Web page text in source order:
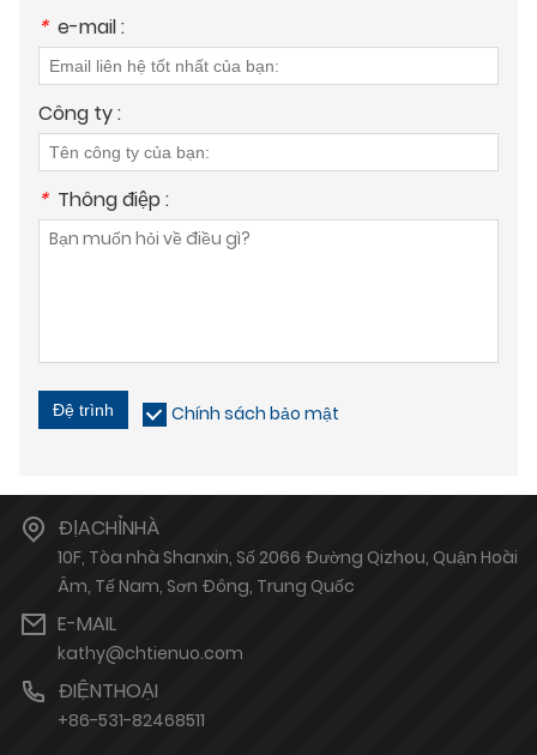
* e-mail :
Công ty :
* Thông điệp :
Đệ trình Chính sách bảo mật
ĐỊACHỈNHÀ
10F, Tòa nhà Shanxin, Số 2066 Đường Qizhou, Quận Hoài
Âm, Tế Nam, Sơn Đông, Trung Quốc
E-MAIL
kathy@chtienuo.com
ĐIỆNTHOẠI
+86-531-82468511